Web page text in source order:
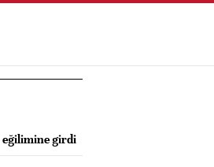
eğilimine girdi